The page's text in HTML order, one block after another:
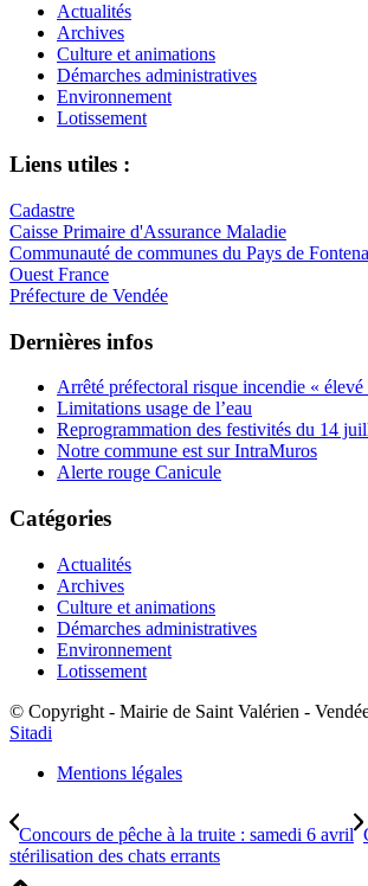
Actualités
Archives
Culture et animations
Démarches administratives
Environnement
Lotissement
Liens utiles :
Cadastre
Caisse Primaire d'Assurance Maladie
Communauté de communes du Pays de
Ouest France
Préfecture de Vendée
Dernières infos
Arrêté préfectoral risque incendie « élevé
Limitations usage de l’eau
Reprogrammation des festivités du 14
Notre commune est sur IntraMuros
Alerte rouge Canicule
Catégories
Actualités
Archives
Culture et animations
Démarches administratives
Environnement
Lotissement
© Copyright - Mairie de Saint Valérien -
Sitadi
Mentions légales
Concours de pêche à la truite : samedi 6 avril
stérilisation des chats errants